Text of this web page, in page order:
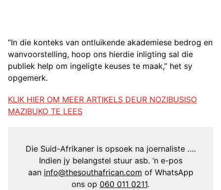
“In die konteks van ontluikende akademiese bedrog en
wanvoorstelling, hoop ons hierdie inligting sal die
publiek help om ingeligte keuses te maak,” het sy
opgemerk.
KLIK HIER OM MEER ARTIKELS DEUR NOZIBUSISO
MAZIBUKO TE LEES
Die Suid-Afrikaner is opsoek na joernaliste ….
Indien jy belangstel stuur asb. ‘n e-pos
aan info@thesouthafrican.com of WhatsApp
ons op 060 011 0211.